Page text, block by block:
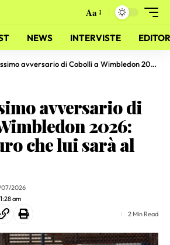
Aa
NEWS INTERVISTE
di Cobolli a Wimbledon 2026: “Sono sicuro che lui sarà al 100%”
avversario di
2026:
che lui sarà al
am
2026
2 Min Read